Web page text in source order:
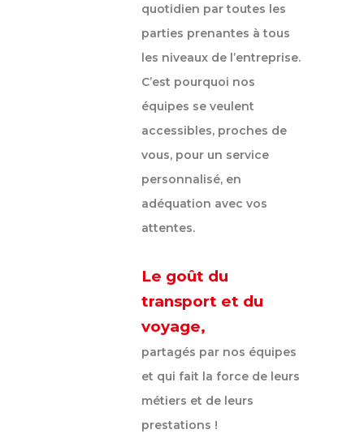
quotidien par toutes les
parties prenantes à tous
les niveaux de l’entreprise.
C’est pourquoi nos
équipes se veulent
accessibles, proches de
vous, pour un service
personnalisé, en
adéquation avec vos
attentes.
Le goût du
transport et du
voyage,
partagés par nos équipes
et qui fait la force de leurs
métiers et de leurs
prestations !